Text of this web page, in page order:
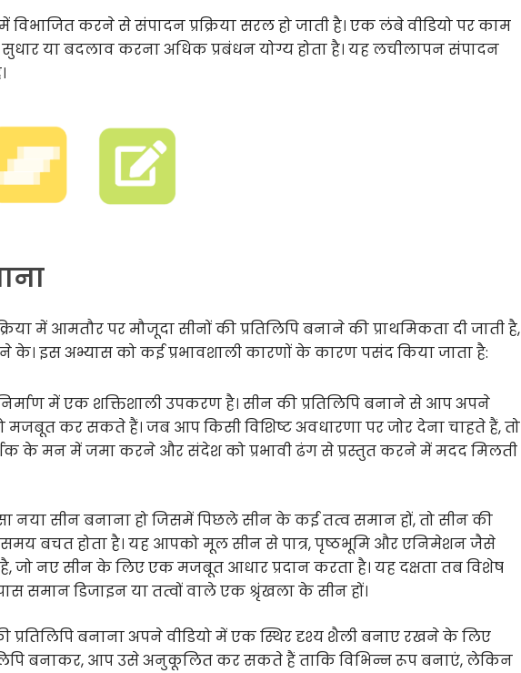
विभाजित करने से संपादन प्रक्रिया सरल हो जाती है। एक लंबे वीडियो पर काम
या बदलाव करना अधिक प्रबंधन योग्य होता है। यह लचीलापन संपादन
में आमतौर पर मौजूदा सीनों की प्रतिलिपि बनाने की प्राथमिकता दी जाती है,
इस अभ्यास को कई प्रभावशाली कारणों के कारण पसंद किया जाता है:
निर्माण में एक शक्तिशाली उपकरण है। सीन की प्रतिलिपि बनाने से आप अपने
मजबूत कर सकते हैं। जब आप किसी विशिष्ट अवधारणा पर जोर देना चाहते हैं, तो
के मन में जमा करने और संदेश को प्रभावी ढंग से प्रस्तुत करने में मदद मिलती
नया सीन बनाना हो जिसमें पिछले सीन के कई तत्व समान हों, तो सीन की
बचत होता है। यह आपको मूल सीन से पात्र, पृष्ठभूमि और एनिमेशन जैसे
जो नए सीन के लिए एक मजबूत आधार प्रदान करता है। यह दक्षता तब विशेष
समान डिजाइन या तत्वों वाले एक श्रृंखला के सीन हों।
प्रतिलिपि बनाना अपने वीडियो में एक स्थिर दृश्य शैली बनाए रखने के लिए
बनाकर, आप उसे अनुकूलित कर सकते हैं ताकि विभिन्न रूप बनाएं, लेकिन